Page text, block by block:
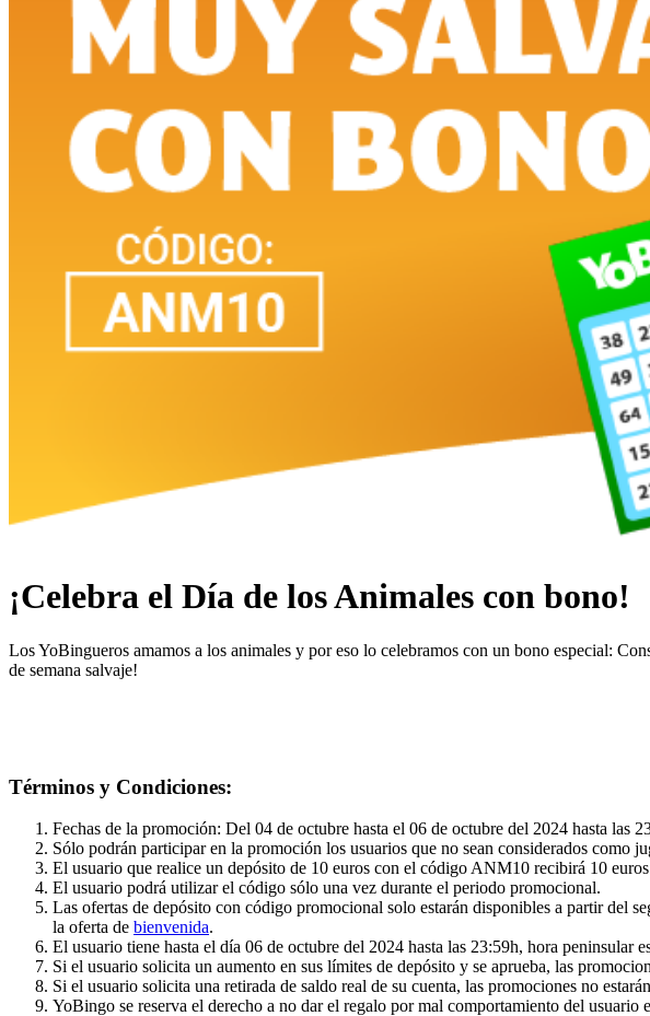
¡Celebra el Día de los Animales con bono!
Los YoBingueros amamos a los animales y por eso lo celebramos con un bono especial:
de semana salvaje!
Términos y Condiciones:
Fechas de la promoción: Del 04 de octubre hasta el 06 de octubre del 2024 hasta las
Sólo podrán participar en la promoción los usuarios que no sean considerados como
El usuario que realice un depósito de 10 euros con el código ANM10 recibirá 10
El usuario podrá utilizar el código sólo una vez durante el periodo promocional.
Las ofertas de depósito con código promocional solo estarán disponibles a partir del
la oferta de bienvenida.
El usuario tiene hasta el día 06 de octubre del 2024 hasta las 23:59h, hora peninsular
Si el usuario solicita un aumento en sus límites de depósito y se aprueba, las
Si el usuario solicita una retirada de saldo real de su cuenta, las promociones no
YoBingo se reserva el derecho a no dar el regalo por mal comportamiento del